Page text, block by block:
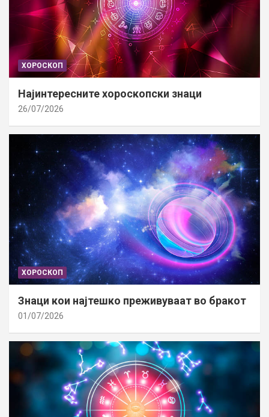
ХОРОСКОП
Најинтересните хороскопски знаци
26/07/2026
ХОРОСКОП
Знаци кои најтешко преживуваат во бракот
01/07/2026